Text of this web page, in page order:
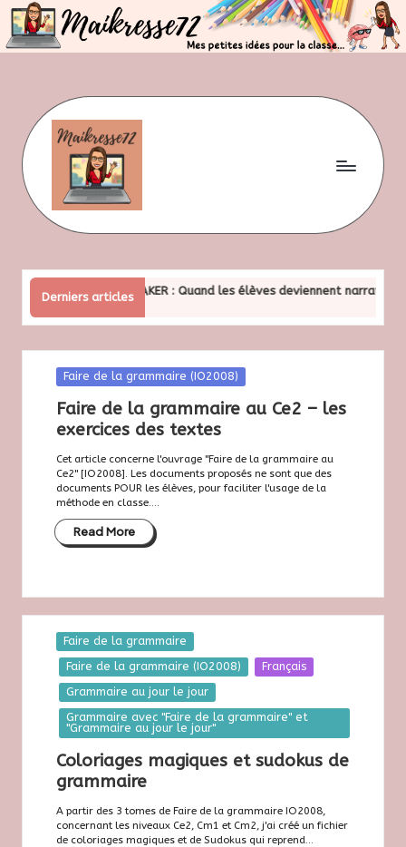
Skip
to
M
k
r
e
s
s
e
7
2
Mes
petites
la
classe
Derniers articles
PHONE STORY MAKER : Quand les élèves deviennent narrateurs de
Posted
in
Faire de la grammaire (IO2008)
Faire de la grammaire au Ce2 – les
exercices des textes
Cet article concerne l'ouvrage "Faire de la grammaire au
Ce2" [IO2008]. Les documents proposés ne sont que des
documents POUR les élèves, pour faciliter l'usage de la
méthode en classe....
Read More
Posted
in
Faire de la grammaire
Faire de la grammaire (IO2008)
Français
Grammaire au jour le jour
Grammaire avec "Faire de la grammaire" et
"Grammaire au jour le jour"
Coloriages magiques et sudokus de
grammaire
A partir des 3 tomes de Faire de la grammaire IO2008,
concernant les niveaux Ce2, Cm1 et Cm2, j'ai créé un fichier
de coloriages magiques et de Sudokus qui reprend...